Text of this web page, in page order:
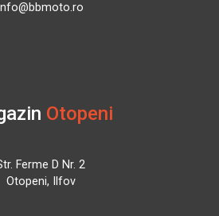
Otopeni
Ferme D Nr. 2
Otopeni, Ilfov